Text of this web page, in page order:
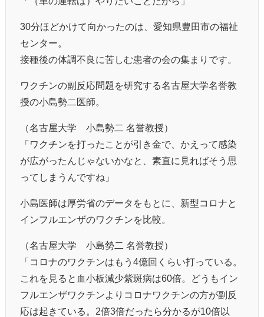
30分ほどかけて向かったのは、愛知県豊田市の福祉
センター。
接種後の体調不良に苦しむ患者の会の集まりです。
ワクチンの副反応問題を研究する名古屋大学名誉教
授の小島勢二医師。
（名古屋大学 小島勢二 名誉教授）
「ワクチンを打ったことが引き金で、かえって感染
が広がったんじゃないかなと、素直に見ればそう思
ってしまうんですね」
小島医師は厚労省のデータをもとに、新型コロナと
インフルエンザのワクチンを比較。
（名古屋大学 小島勢二 名誉教授）
「コロナのワクチンはもう4億回くらい打っている。
これを見ると血小板減少紫斑病は60倍。どうもイン
フルエンザワクチンよりコロナワクチンの方が副反
応は起きている。2倍3倍だったら分かるが10倍以